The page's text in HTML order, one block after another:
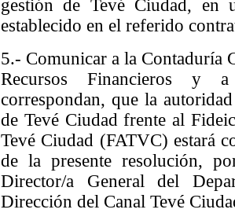
gestión de Tevé Ciudad,
establecido en el referido
5.- Comunicar a la Contaduría
Recursos Financieros y
correspondan, que la
de Tevé Ciudad frente al
Tevé Ciudad (FATVC) estará
de la presente resolución,
Director/a General del
Dirección del Canal Tevé